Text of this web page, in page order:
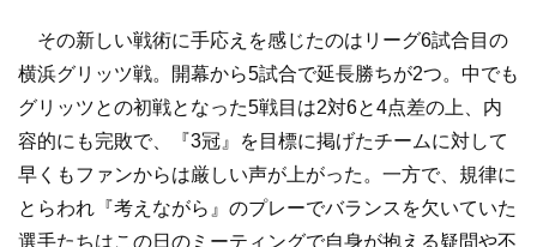
その新しい戦術に手応えを感じたのはリーグ6試合目の
横浜グリッツ戦。開幕から5試合で延長勝ちが2つ。中でも
グリッツとの初戦となった5戦目は2対6と4点差の上、内
容的にも完敗で、『3冠』を目標に掲げたチームに対して
早くもファンからは厳しい声が上がった。一方で、規律に
とらわれ『考えながら』のプレーでバランスを欠いていた
選手たちはこの日のミーティングで自身が抱える疑問や不